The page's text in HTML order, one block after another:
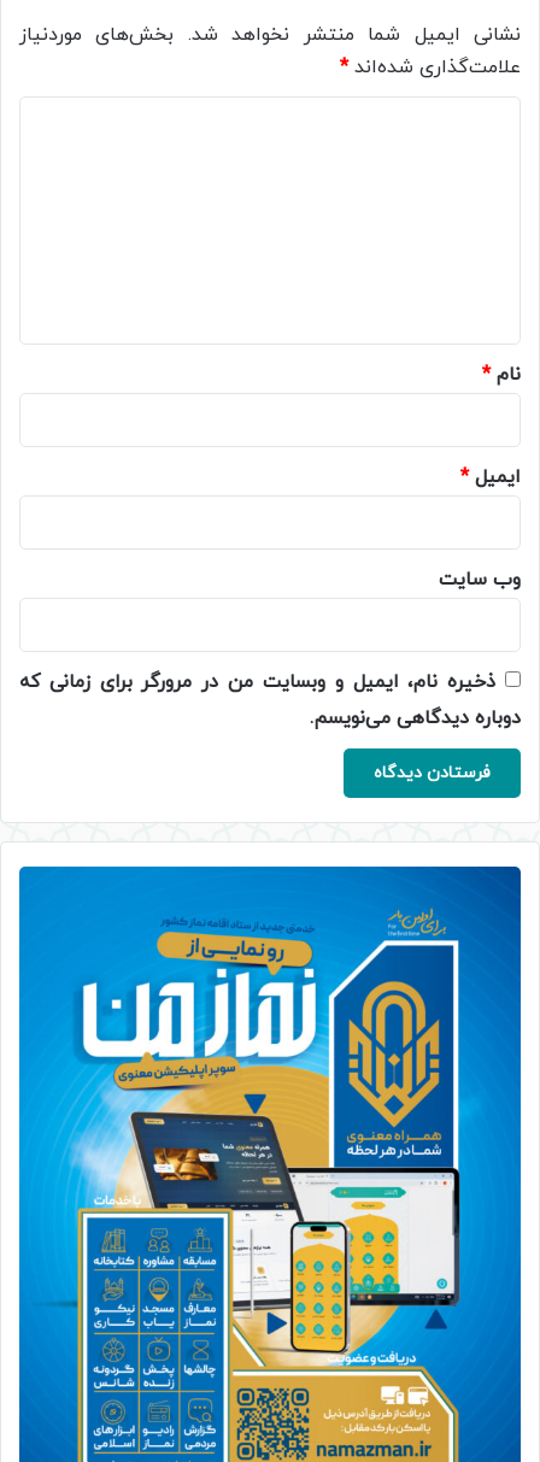
نشانی ایمیل شما منتشر نخواهد شد. بخش‌های موردنیاز
علامت‌گذاری شده‌اند*
نام*
ایمیل*
وب‌ سایت
ذخیره نام، ایمیل و وبسایت من در مرورگر برای زمانی که
دوباره دیدگاهی می‌نویسم.